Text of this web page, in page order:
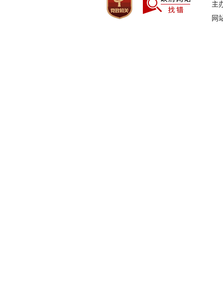
主
网